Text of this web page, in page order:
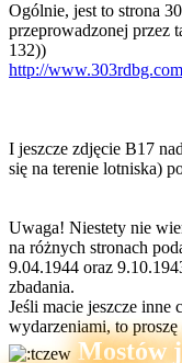
Ogólnie, jest to strona
przeprowadzonej przez
132))
http://
I jeszcze zdjęcie B17
się na terenie lotniska)
Uwaga! Niestety nie
na różnych stronach
9.04.1944 oraz
zbadania.
Jeśli macie jeszcze
wydarzeniami, to proszę
Mostów